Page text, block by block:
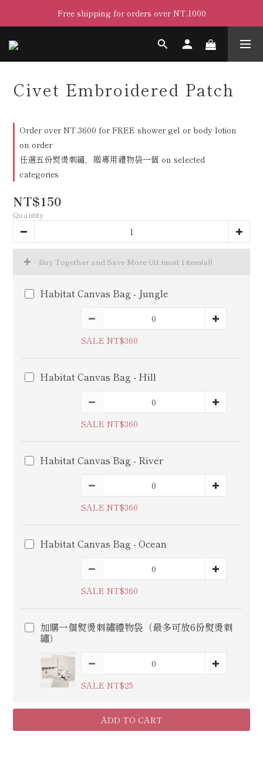
Free shipping for orders over NT.1000
Civet Embroidered Patch
Order over NT.3600 for FREE shower gel or body lotion
on order
任選五份熨燙刺繡，贈專用禮物袋一個 on selected
categories
NT$150
Quantity
Buy Together and Save More (At most 1 item(s))
Habitat Canvas Bag - Jungle
SALE NT$360
Habitat Canvas Bag - Hill
SALE NT$360
Habitat Canvas Bag - River
SALE NT$360
Habitat Canvas Bag - Ocean
SALE NT$360
加購一個熨燙刺繡禮物袋（最多可放6份熨燙刺
繡）
SALE NT$25
ADD TO CART